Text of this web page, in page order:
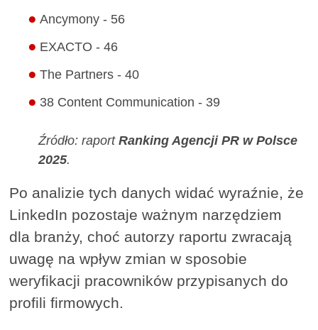
Ancymony - 56
EXACTO - 46
The Partners - 40
38 Content Communication - 39
Źródło: raport Ranking Agencji PR w Polsce
2025.
Po analizie tych danych widać wyraźnie, że
LinkedIn pozostaje ważnym narzędziem
dla branży, choć autorzy raportu zwracają
uwagę na wpływ zmian w sposobie
weryfikacji pracowników przypisanych do
profili firmowych.